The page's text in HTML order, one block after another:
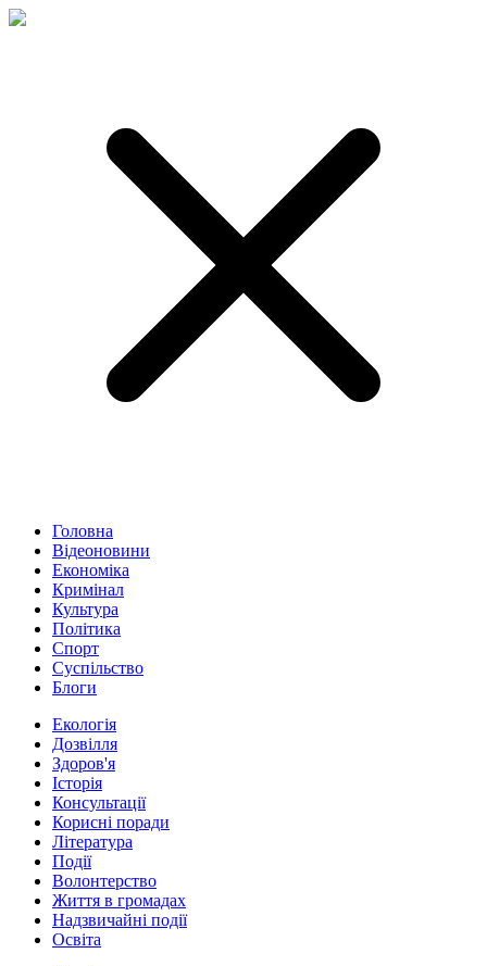
Головна
Відеоновини
Економіка
Кримінал
Культура
Політика
Спорт
Суспільство
Блоги
Екологія
Дозвілля
Здоров'я
Історія
Консультації
Корисні поради
Література
Події
Волонтерство
Життя в громадах
Надзвичайні події
Освіта